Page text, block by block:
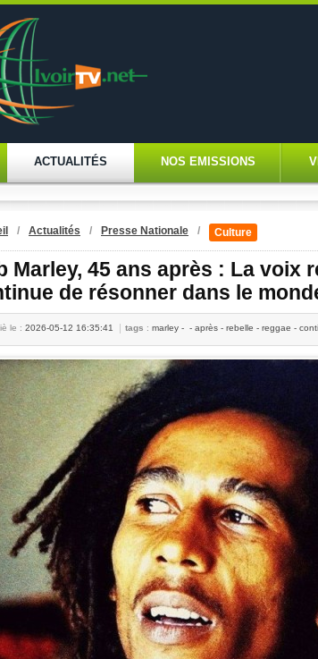
ACTUALITÉS NOS EMISSIONS
/ Actualités / Presse Nationale / Culture
Marley, 45 ans après : La voix
de résonner dans le
le : 2026-05-12 16:35:41 tags : marley - - après - rebelle - reggae -